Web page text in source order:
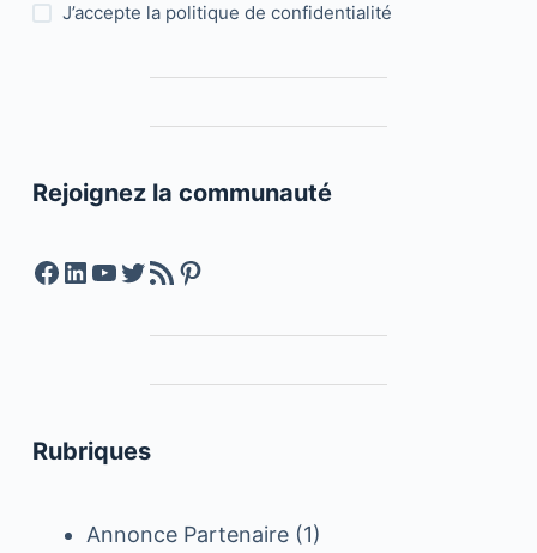
J’accepte la politique de confidentialité
Rejoignez la communauté
Facebook
LinkedIn
YouTube
Twitter
Feed RSSPinterest
Rubriques
Annonce Partenaire(1)